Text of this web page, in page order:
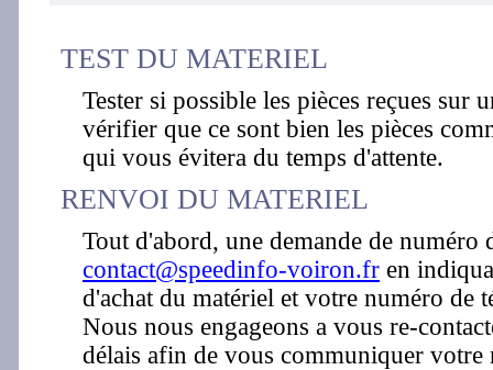
TEST DU MATERIEL
Tester si possible les pièces reçues sur
vérifier que ce sont bien les pièces
qui vous évitera du temps d'attente.
RENVOI DU MATERIEL
Tout d'abord, une demande de
contact@speedinfo-voiron.fr en
d'achat du matériel et votre numéro de
Nous nous engageons a vous re-
délais afin de vous communiquer votre